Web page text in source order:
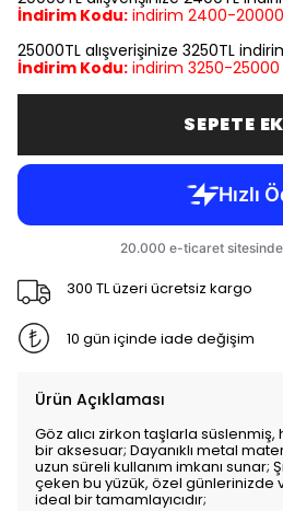
İndirim Kodu: indirim 2400-20000
25000TL alışverişinize 3250TL
İndirim Kodu: indirim 3250-25000
SEPETE
300 TL üzeri ücretsiz kargo
10 gün içinde iade değişim
Ürün Açıklaması
Göz alıcı zirkon taşlarla süslenmiş,
bir aksesuar; Dayanıklı metal
uzun süreli kullanım imkanı sunar;
çeken bu yüzük, özel günlerinizde
ideal bir tamamlayıcıdır;